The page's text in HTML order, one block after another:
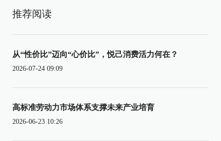
推荐阅读
从“性价比”迈向“心价比”，悦己消费活力何在？
2026-07-24 09:09
高标准劳动力市场体系支撑未来产业培育
2026-06-23 10:26